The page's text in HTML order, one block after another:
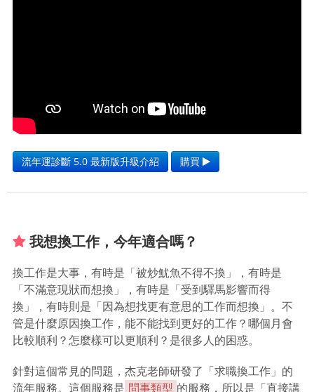
流年運診斷 5.0 最新版升級介紹 購買
我想換工作，今年適合嗎？
換工作是大事，有時是「被炒魷魚不得不換」，有時是
「不滿意現狀而想換」，有時是「受到驛馬影響而得
換」，有時則是「因為想找更有意思的工作而想換」。不
管是什麼原因換工作，能不能找到更好的工作？哪個月會
比較順利？怎麼樣可以更順利？是很多人的困惑。
針對這個常見的問題，杰克老師研發了「求職換工作」的
流年服務。這個服務是 問事類型 的服務，所以是「直接講